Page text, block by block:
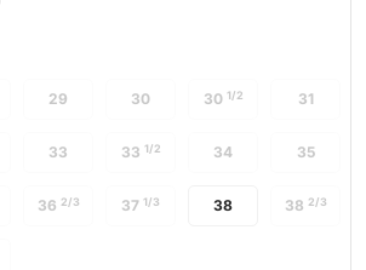
38
29 30 30 1/2 31
33 33 1/2 34 35
36 2/3 37 1/3 38 2/3